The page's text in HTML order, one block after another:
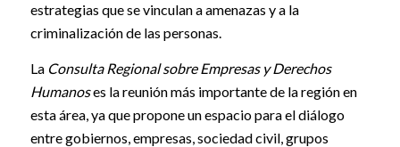
estrategias que se vinculan a amenazas y a la
criminalización de las personas.
La Consulta Regional sobre Empresas y Derechos
Humanoses la reunión más importante de la región en
esta área, ya que propone un espacio para el diálogo
entre gobiernos, empresas, sociedad civil, grupos